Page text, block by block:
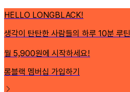
HELLO LONGBLACK!
생각이 탄탄한 사람들의 하루 10분 루틴
월 5,900원에 시작하세요!
롱블랙 멤버십 가입하기